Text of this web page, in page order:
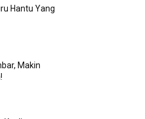
Hantu Yang
Makin